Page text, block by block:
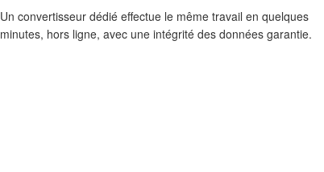
Un convertisseur dédié effectue le même travail en quelques
minutes, hors ligne, avec une intégrité des données garantie.